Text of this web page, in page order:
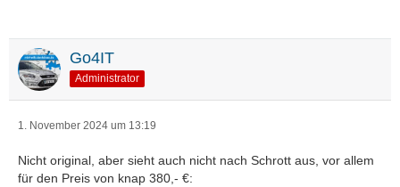
Go4IT
Administrator
1. November 2024 um 13:19
Nicht original, aber sieht auch nicht nach Schrott aus, vor allem
für den Preis von knap 380,- €: